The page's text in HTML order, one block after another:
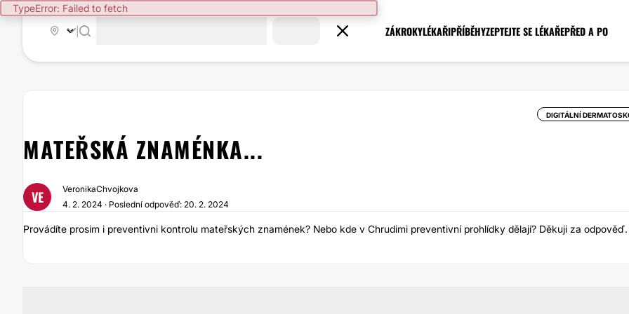
TypeError: Failed to fetch
ZÁKROKYLÉKAŘIPŘÍBĚHYZEPTEJTE SE LÉKAŘEPŘED A PO
DIGITÁLNÍ
MATEŘSKÁ ZNAMÉNKA...
VE
VeronikaChvojkova
4. 2. 2024 · Poslední odpověď: 20. 2. 2024
Provádíte prosim i preventivni kontrolu mateřských znamének? Nebo kde v Chrudimi preventivní prohlídky dělají? Děkuji za odpověď.